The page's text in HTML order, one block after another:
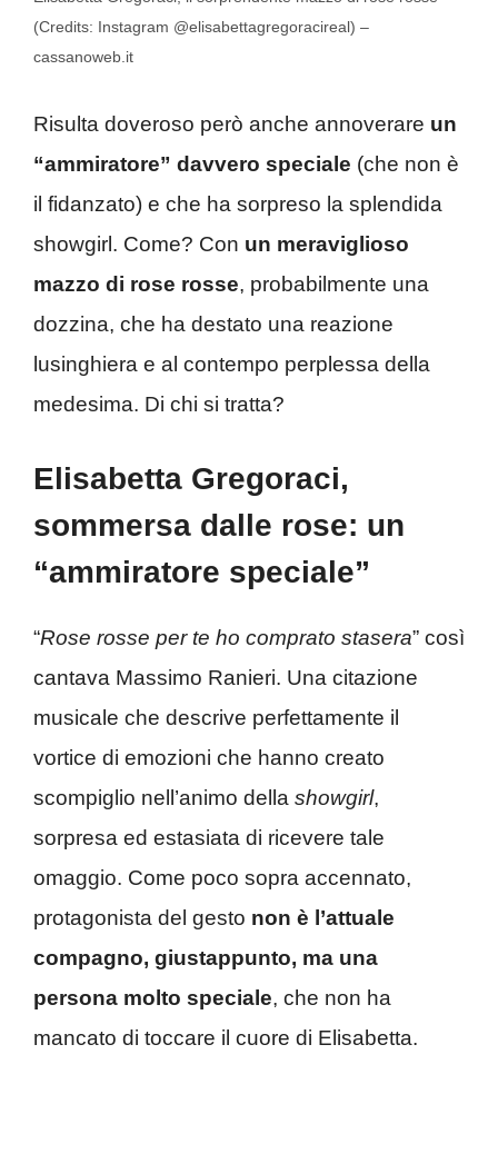
(Credits: Instagram @elisabettagregoracireal) –
cassanoweb.it
Risulta doveroso però anche annoverare un
“ammiratore” davvero speciale (che non è
il fidanzato) e che ha sorpreso la splendida
showgirl. Come? Con un meraviglioso
mazzo di rose rosse, probabilmente una
dozzina, che ha destato una reazione
lusinghiera e al contempo perplessa della
medesima. Di chi si tratta?
Elisabetta Gregoraci,
sommersa dalle rose: un
“ammiratore speciale”
“Rose rosse per te ho comprato stasera” così
cantava Massimo Ranieri. Una citazione
musicale che descrive perfettamente il
vortice di emozioni che hanno creato
scompiglio nell’animo della showgirl,
sorpresa ed estasiata di ricevere tale
omaggio. Come poco sopra accennato,
protagonista del gesto non è l’attuale
compagno, giustappunto, ma una
persona molto speciale, che non ha
mancato di toccare il cuore di Elisabetta.